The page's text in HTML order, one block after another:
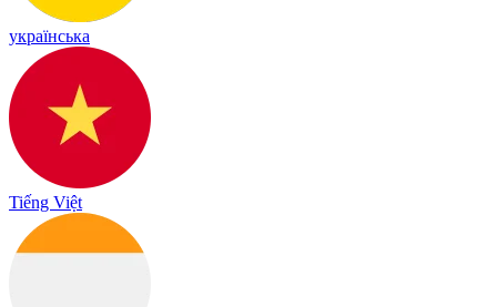
українська
Tiếng Việt